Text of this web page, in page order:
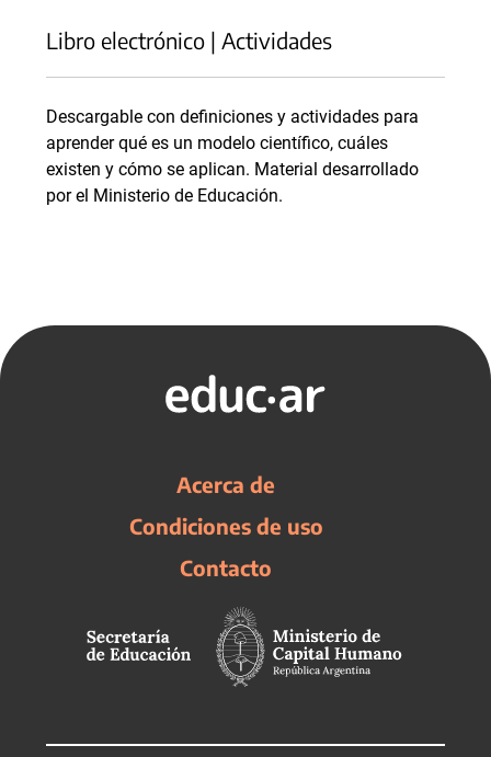
Libro electrónico | Actividades
Descargable con definiciones y actividades para
aprender qué es un modelo científico, cuáles
existen y cómo se aplican. Material desarrollado
por el Ministerio de Educación.
Acerca de
Condiciones de uso
Contacto